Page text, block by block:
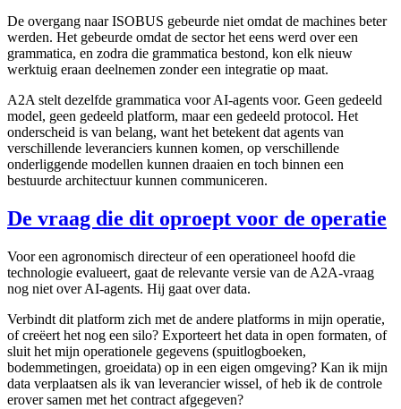
De overgang naar ISOBUS gebeurde niet omdat de machines beter
werden. Het gebeurde omdat de sector het eens werd over een
grammatica, en zodra die grammatica bestond, kon elk nieuw
werktuig eraan deelnemen zonder een integratie op maat.
A2A stelt dezelfde grammatica voor AI-agents voor. Geen gedeeld
model, geen gedeeld platform, maar een gedeeld protocol. Het
onderscheid is van belang, want het betekent dat agents van
verschillende leveranciers kunnen komen, op verschillende
onderliggende modellen kunnen draaien en toch binnen een
bestuurde architectuur kunnen communiceren.
De vraag die dit oproept voor de operatie
Voor een agronomisch directeur of een operationeel hoofd die
technologie evalueert, gaat de relevante versie van de A2A-vraag
nog niet over AI-agents. Hij gaat over data.
Verbindt dit platform zich met de andere platforms in mijn operatie,
of creëert het nog een silo? Exporteert het data in open formaten, of
sluit het mijn operationele gegevens (spuitlogboeken,
bodemmetingen, groeidata) op in een eigen omgeving? Kan ik mijn
data verplaatsen als ik van leverancier wissel, of heb ik de controle
erover samen met het contract afgegeven?